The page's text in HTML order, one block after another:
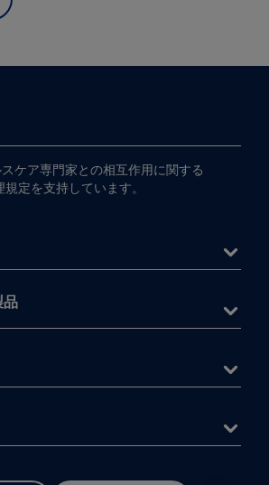
ケア専門家との​相互作用に​関する​
定を​支持しています。
品